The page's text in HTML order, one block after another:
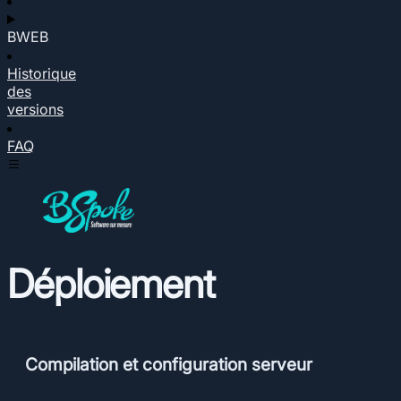
BWEB
Historique
des
versions
FAQ
Déploiement
Compilation et configuration serveur